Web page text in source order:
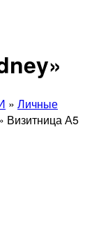
» Личные
Визитница А5